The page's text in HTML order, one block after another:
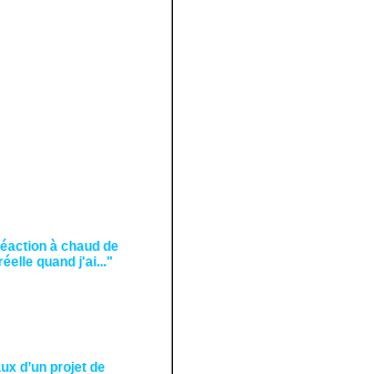
à chaud de
quand j'ai..."
d’un projet de